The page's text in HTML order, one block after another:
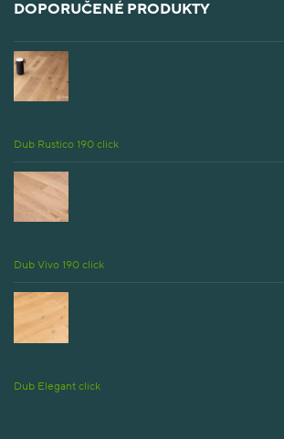
DOPORUČENÉ PRODUKTY
Dub Rustico 190 click
Dub Vivo 190 click
Dub Elegant click